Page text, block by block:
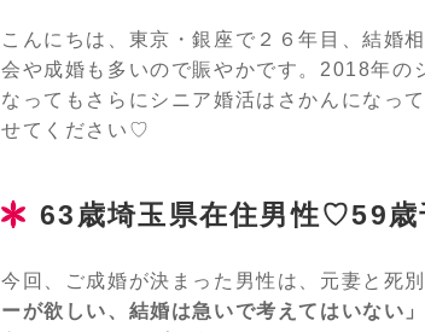
こんにちは、東京・銀座で２６年目、結婚
会や成婚も多いので賑やかです。2018年の
なってもさらにシニア婚活はさかんになっ
せてください♡
63歳埼玉県在住男性♡59歳
今回、ご成婚が決まった男性は、元妻と死
ーが欲しい、結婚は急いで考えてはいない」